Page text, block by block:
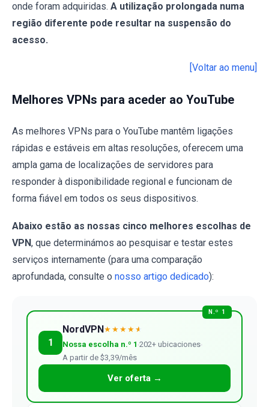
onde foram adquiridas. A utilização prolongada numa
região diferente pode resultar na suspensão do
acesso.
[Voltar ao menu]
Melhores VPNs para aceder ao YouTube
As melhores VPNs para o YouTube mantêm ligações
rápidas e estáveis em altas resoluções, oferecem uma
ampla gama de localizações de servidores para
responder à disponibilidade regional e funcionam de
forma fiável em todos os seus dispositivos.
Abaixo estão as nossas cinco melhores escolhas de
VPN, que determinámos ao pesquisar e testar estes
serviços internamente (para uma comparação
aprofundada, consulte o nosso artigo dedicado):
N.º 1
1
NordVPN★★★★ ★
Nossa escolha n.º 1 202+ ubicaciones
A partir de $3,39/mês
Ver oferta →